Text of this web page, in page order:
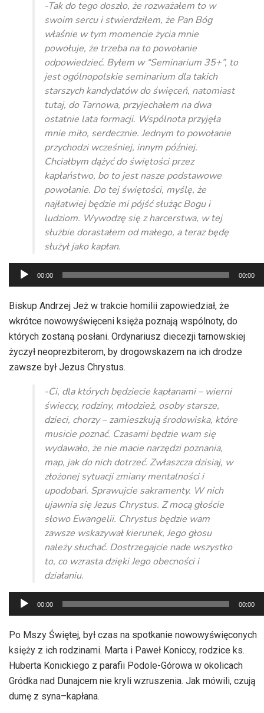
-Tak do tego doszło, że rozważałem to w
swoim sercu i stwierdziłem, że Pan Bóg
właśnie w tym momencie życia mnie
powołuje, że trzeba na to powołanie
odpowiedzieć. Byłem w “Seminarium 35+”, to
jest ogólnopolskie seminarium dla takich
starszych kandydatów do święceń, natomiast
tutaj, do Tarnowa, przyjechałem na dwa
ostatnie lata formacji. Wspólnota przyjęła
mnie miło, serdecznie. Jednym to powołanie
przychodzi wcześniej, innym później.
Chciałbym dążyć do świętości przez
kapłaństwo, bo to jest nasze podstawowe
powołanie. Do tej świętości, myślę, że
najłatwiej będzie mi pójść służąc Bogu i
ludziom. Wywodzę się z harcerstwa, w tej
służbie dorastałem od małego, a teraz będę
służył jako kapłan.
Odtwarzacz
plików
dźwiękowych
00:00 00:00
Biskup Andrzej Jeż w trakcie homilii zapowiedział, że
wkrótce nowowyświęceni księża poznają wspólnoty, do
których zostaną posłani. Ordynariusz diecezji tarnowskiej
życzył neoprezbiterom, by drogowskazem na ich drodze
zawsze był Jezus Chrystus.
-Ci, dla których będziecie kapłanami – wierni
świeccy, rodziny, młodzież, osoby starsze,
dzieci, chorzy – zamieszkują środowiska, które
musicie poznać. Czasami będzie wam się
wydawało, że nie macie narzędzi poznania,
map, jak do nich dotrzeć. Zwłaszcza dzisiaj, w
złożonej sytuacji zmiany mentalności i
upodobań. Sprawujcie sakramenty. W nich
ujawnia się Jezus Chrystus. Z mocą głoście
słowo Ewangelii. Chrystus będzie wam
zawsze wskazywał kierunek, Jego głosu
należy słuchać. Dostrzegajcie nade wszystko
to, co wzrasta dzięki Jego obecności i
działaniu.
Odtwarzacz
plików
dźwiękowych
00:00 00:00
Po Mszy Świętej, był czas na spotkanie nowowyświęconych
księży z ich rodzinami. Marta i Paweł Koniccy, rodzice ks.
Huberta Konickiego z parafii Podole-Górowa w okolicach
Gródka nad Dunajcem nie kryli wzruszenia. Jak mówili, czują
dumę z syna–kapłana.